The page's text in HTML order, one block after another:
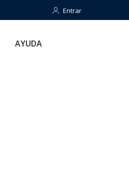
Entrar
Entrar
AYUDA